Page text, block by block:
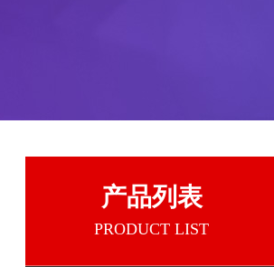
产品列表
PRODUCT LIST